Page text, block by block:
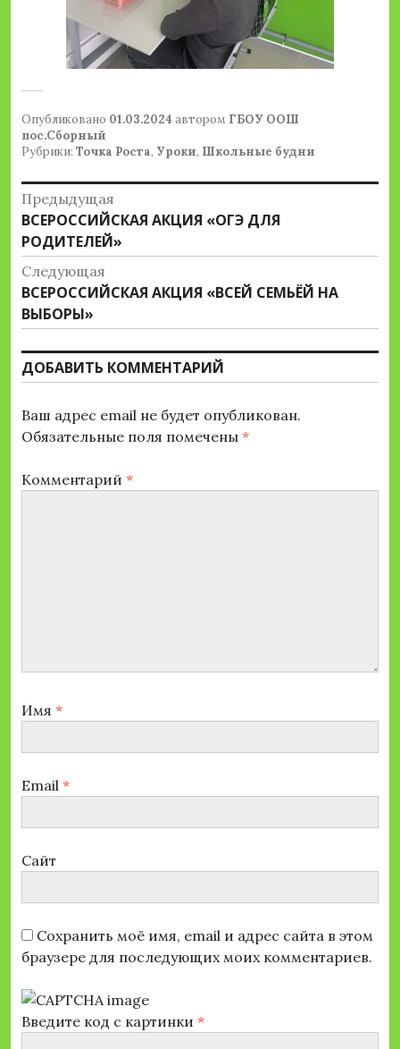
Опубликовано 01.03.2024 автором ГБОУ ООШ
пос.Сборный
Рубрики: Точка Роста, Уроки, Школьные будни
Навигация
по
записям
Предыдущая
Предыдущая
запись:
ВСЕРОССИЙСКАЯ АКЦИЯ «ОГЭ ДЛЯ
РОДИТЕЛЕЙ»
Следующая
Следующая
запись:
ВСЕРОССИЙСКАЯ АКЦИЯ «ВСЕЙ СЕМЬЁЙ НА
ВЫБОРЫ»
ДОБАВИТЬ КОММЕНТАРИЙ
Ваш адрес email не будет опубликован.
Обязательные поля помечены *
Комментарий *
Имя *
Email *
Сайт
Сохранить моё имя, email и адрес сайта в этом
браузере для последующих моих комментариев.
Введите код с картинки *